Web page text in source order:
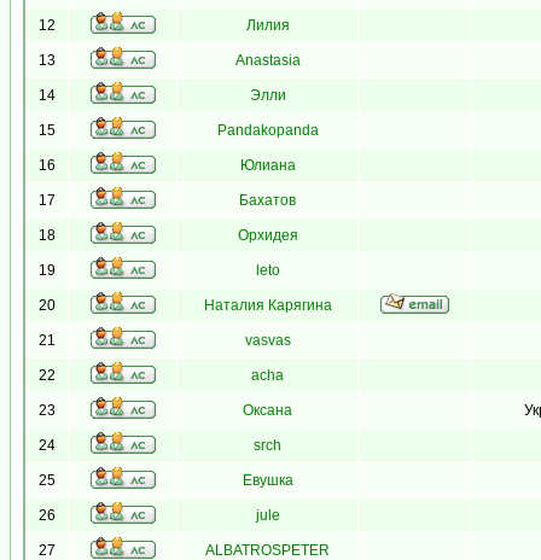
12 Лилия
13 Anastasia
14 Элли
15 Pandakopanda
16 Юлиана
17 Бахатов
18 Орхидея
19 leto
20 Наталия Карягина
21 vasvas
22 acha
23 Оксана
24 srch
25 Евушка
26 jule
27 ALBATROSPETER